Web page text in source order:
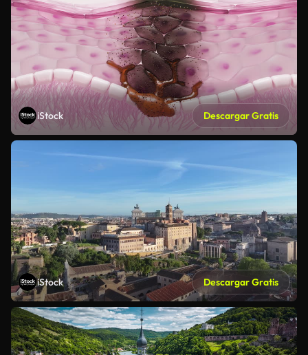
iStock Descargar Gratis
iStock Descargar Gratis